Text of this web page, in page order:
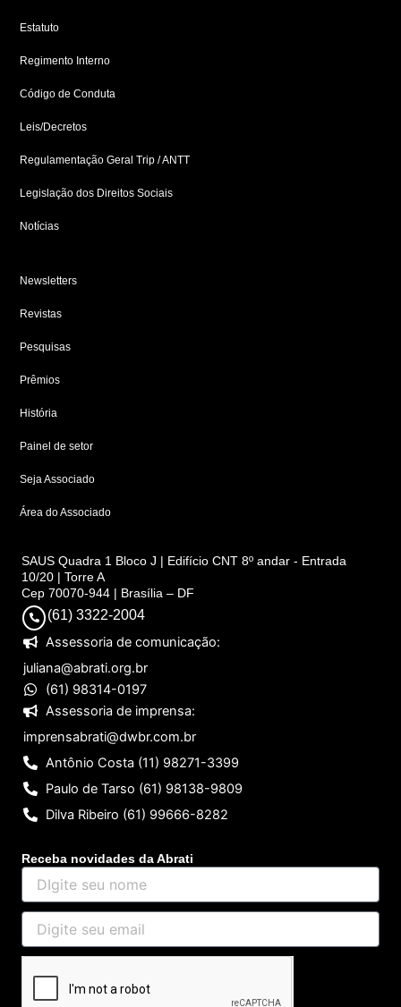
o
k
f
Estatuto
Regimento Interno
Código de Conduta
Leis/Decretos
Regulamentação Geral Trip / ANTT
Legislação dos Direitos Sociais
Notícias
Newsletters
Revistas
Pesquisas
Prêmios
História
Painel de setor
Seja Associado
Área do Associado
SAUS Quadra 1 Bloco J | Edifício CNT 8º andar - Entrada
10/20 | Torre A
Cep 70070-944 | Brasília – DF
(61) 3322-2004
Assessoria de comunicação:
juliana@abrati.org.br
(61) 98314-0197
Assessoria de imprensa:
imprensabrati@dwbr.com.br
Antônio Costa (11) 98271-3399
Paulo de Tarso (61) 98138-9809
Dilva Ribeiro (61) 99666-8282
Receba novidades da Abrati
DIgite
seu
nome
Digite
seu
email